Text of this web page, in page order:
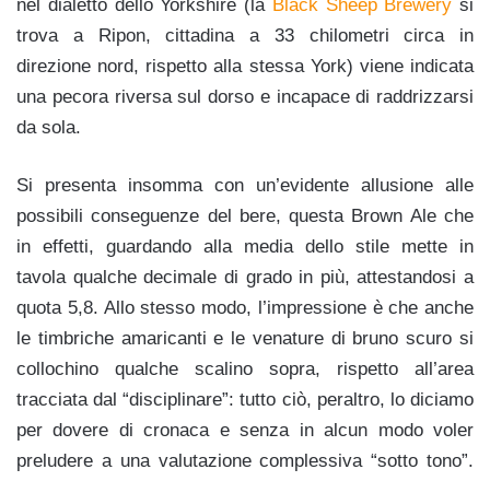
nel dialetto dello Yorkshire (la Black Sheep Brewery si
trova a Ripon, cittadina a 33 chilometri circa in
direzione nord, rispetto alla stessa York) viene indicata
una pecora riversa sul dorso e incapace di raddrizzarsi
da sola.
Si presenta insomma con un’evidente allusione alle
possibili conseguenze del bere, questa Brown Ale che
in effetti, guardando alla media dello stile mette in
tavola qualche decimale di grado in più, attestandosi a
quota 5,8. Allo stesso modo, l’impressione è che anche
le timbriche amaricanti e le venature di bruno scuro si
collochino qualche scalino sopra, rispetto all’area
tracciata dal “disciplinare”: tutto ciò, peraltro, lo diciamo
per dovere di cronaca e senza in alcun modo voler
preludere a una valutazione complessiva “sotto tono”.